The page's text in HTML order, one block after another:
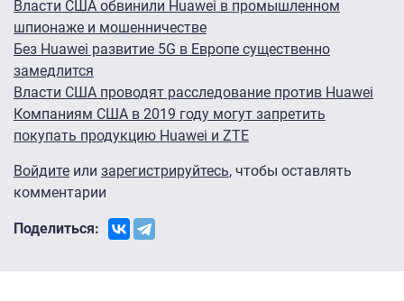
Власти США обвинили Huawei в промышленном
шпионаже и мошенничестве
Без Huawei развитие 5G в Европе существенно
замедлится
Власти США проводят расследование против Huawei
Компаниям США в 2019 году могут запретить
покупать продукцию Huawei и ZTE
Войдите или зарегистрируйтесь, чтобы оставлять
комментарии
Поделиться: